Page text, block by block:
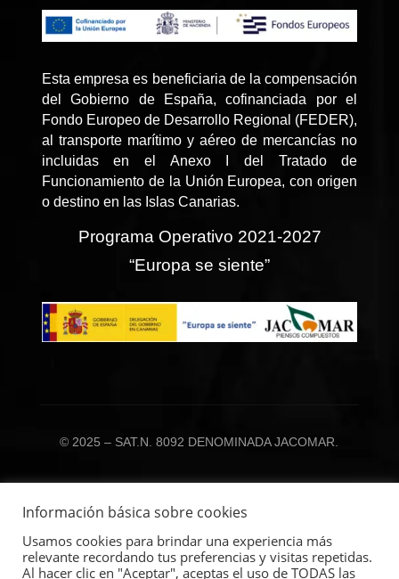
Esta empresa es beneficiaria de la compensación
del Gobierno de España, cofinanciada por el
Fondo Europeo de Desarrollo Regional (FEDER),
al transporte marítimo y aéreo de mercancías no
incluidas en el Anexo I del Tratado de
Funcionamiento de la Unión Europea, con origen
o destino en las Islas Canarias.
Programa Operativo 2021-2027
“Europa se siente”
© 2025 – SAT.N. 8092 DENOMINADA JACOMAR.
Información básica sobre cookies
Usamos cookies para brindar una experiencia más
relevante recordando tus preferencias y visitas repetidas.
Al hacer clic en "Aceptar", aceptas el uso de TODAS las